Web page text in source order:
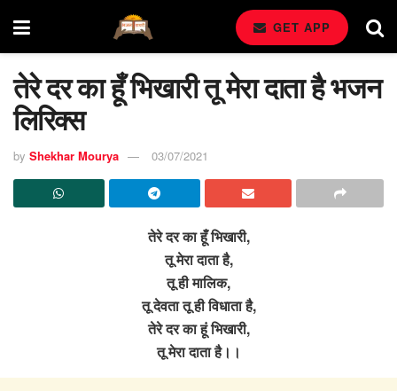
GET APP
तेरे दर का हूँ भिखारी तू मेरा दाता है भजन
लिरिक्स
by Shekhar Mourya 03/07/2021
तेरे दर का हूँ भिखारी,
तू मेरा दाता है,
तू ही मालिक,
तू देवता तू ही विधाता है,
तेरे दर का हूं भिखारी,
तू मेरा दाता है।।